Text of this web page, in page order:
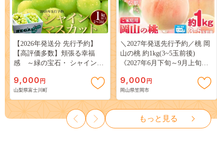
【2026年発送分 先行予約】
【高評価多数】頬張る幸福
感 ～緑の宝石・ シャインマ
３房） フルーツ 山梨県産 果
物 くだもの シャイン マスカ
ット ぶどう ブドウ 葡萄 大粒
種なし 先行予約 富士川町
10000円 一万円 9000円 九千円
9,000 円
山梨県富士川町
＼2027年発送先行予約／桃 岡
山の桃 約1kg(3~5玉前後)
《2027年6月下旬～9月上旬頃
岡山 はくとう スイーツ フル
ーツ 果物 デザート 旬 モモ も
も 先行予約 送料無料 果物 岡
山県 笠岡市 清水白桃 白鳳 白
麗 クール便---
kasaoka_zsy_419_100---
9,000 円
岡山県笠岡市
もっと見る